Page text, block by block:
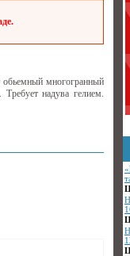
обьемный многогранный
надува гелием.